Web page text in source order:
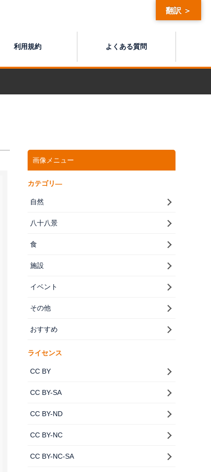
利用規約 よくある質問
画像メニュー
カテゴリ―
自然
八十八景
食
施設
イベント
その他
おすすめ
ライセンス
CC BY
CC BY-SA
CC BY-ND
CC BY-NC
CC BY-NC-SA
翻訳 ＞